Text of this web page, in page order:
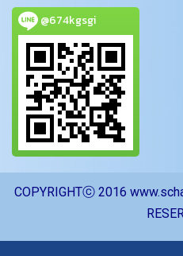
@674kgsgi
COPYRIGHTⓒ 2016